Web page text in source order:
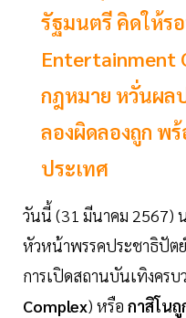
รัฐมนตรี คิดให้ร
Entertainment
กฎหมาย หวั่นผล
ลองผิดลองถูก พ
ประเทศ
วันนี้ (31 มีนาคม 2567)
หัวหน้าพรรคประชาธิปัต
การเปิดสถานบันเทิงครบ
Complex) หรือ กาสิโน